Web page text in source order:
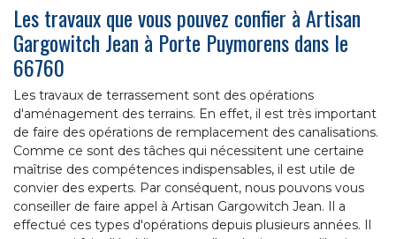
Les travaux que vous pouvez confier à Artisan
Gargowitch Jean à Porte Puymorens dans le
66760
Les travaux de terrassement sont des opérations
d'aménagement des terrains. En effet, il est très important
de faire des opérations de remplacement des canalisations.
Comme ce sont des tâches qui nécessitent une certaine
maîtrise des compétences indispensables, il est utile de
convier des experts. Par conséquent, nous pouvons vous
conseiller de faire appel à Artisan Gargowitch Jean. Il a
effectué ces types d'opérations depuis plusieurs années. Il